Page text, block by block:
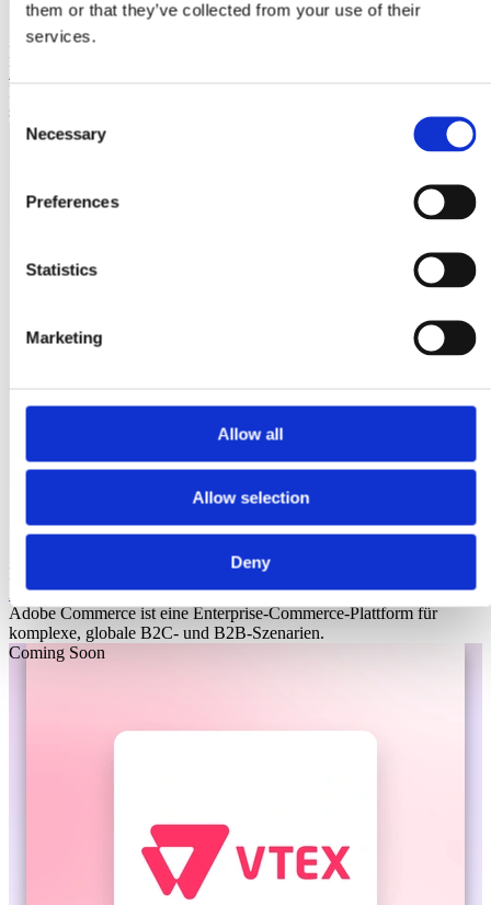
them or that they’ve collected from your use of their
services.
Consent
Selection
Necessary
Preferences
Statistics
Marketing
Allow all
Allow selection
Deny
Laioutr
Emporix
Emporix ist eine composable, API-first Commerce-Plattform für
skalierbare B2B- und B2C-Szenarien.
Laioutr
Adobe Commerce
Adobe Commerce ist eine Enterprise-Commerce-Plattform für
komplexe, globale B2C- und B2B-Szenarien.
Coming Soon